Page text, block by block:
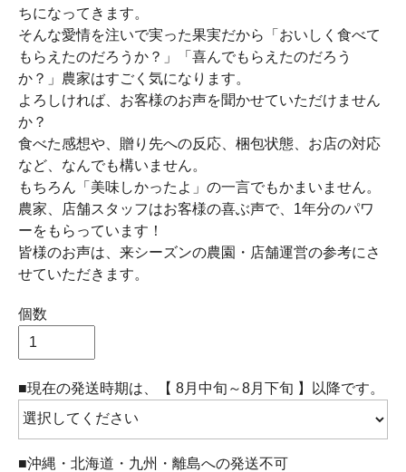
ちになってきます。
そんな愛情を注いで実った果実だから「おいしく食べて
もらえたのだろうか？」「喜んでもらえたのだろう
か？」農家はすごく気になります。
よろしければ、お客様のお声を聞かせていただけません
か？
食べた感想や、贈り先への反応、梱包状態、お店の対応
など、なんでも構いません。
もちろん「美味しかったよ」の一言でもかまいません。
農家、店舗スタッフはお客様の喜ぶ声で、1年分のパワ
ーをもらっています！
皆様のお声は、来シーズンの農園・店舗運営の参考にさ
せていただきます。
個数
■現在の発送時期は、【 8月中旬～8月下旬 】以降です。
■沖縄・北海道・九州・離島への発送不可